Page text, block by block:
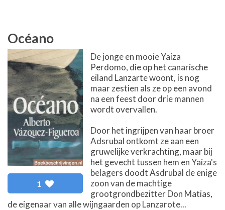
Océano
1
De jonge en mooie Yaiza
Perdomo, die op het canarische
eiland Lanzarte woont, is nog
maar zestien als ze op een avond
na een feest door drie mannen
wordt overvallen.
Door het ingrijpen van haar broer
Adsrubal ontkomt ze aan een
gruwelijke verkrachting, maar bij
het gevecht tussen hem en Yaiza's
belagers doodt Asdrubal de enige
zoon van de machtige
grootgrondbezitter Don Matias,
de eigenaar van alle wijngaarden op Lanzarote...